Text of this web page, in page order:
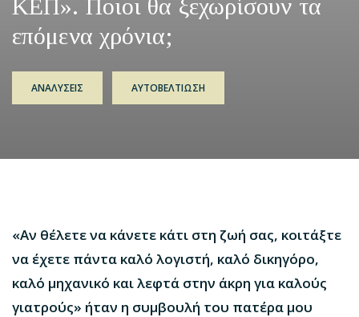
ΚΕΠ». Ποιοι θα ξεχωρίσουν τα
επόμενα χρόνια;
ΑΝΑΛΥΣΕΙΣ ΑΥΤΟΒΕΛΤΙΩΣΗ
«Αν θέλετε να κάνετε κάτι στη ζωή σας, κοιτάξτε
να έχετε πάντα καλό λογιστή, καλό δικηγόρο,
καλό μηχανικό και λεφτά στην άκρη για καλούς
γιατρούς» ήταν η συμβουλή του πατέρα μου